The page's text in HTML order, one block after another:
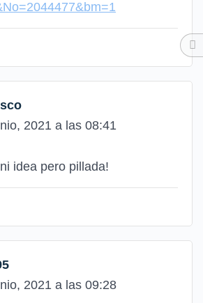
2021 a las 08:41
idea pero pillada!
2021 a las 09:28